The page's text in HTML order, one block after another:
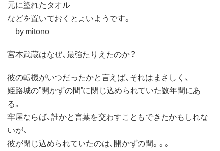
元に塗れたタオル
などを置いておくとよいようです。
by mitono
宮本武蔵はなぜ、最強たりえたのか？
彼の転機がいつだったかと言えば、それはまさしく、
姫路城の”開かずの間”に閉じ込められていた数年間にあ
る。
牢屋ならば、誰かと言葉を交わすこともできたかもしれな
いが、
彼が閉じ込められていたのは、開かずの間。。。